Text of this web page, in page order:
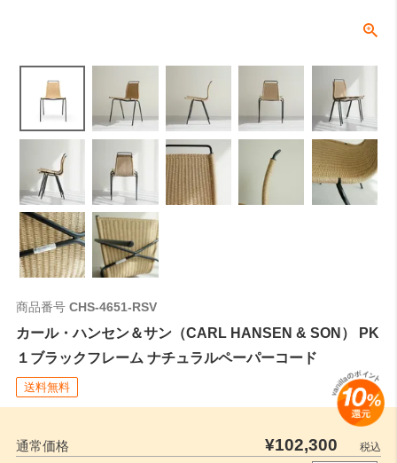
商品番号 CHS-4651-RSV
カール・ハンセン＆サン（CARL HANSEN & SON） PK
１ブラックフレーム ナチュラルペーパーコード
送料無料
通常価格 ¥102,300
税込